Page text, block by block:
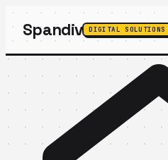
Spandiv DIGITAL SOLUTIONS
SPANDIV ASSISTANT